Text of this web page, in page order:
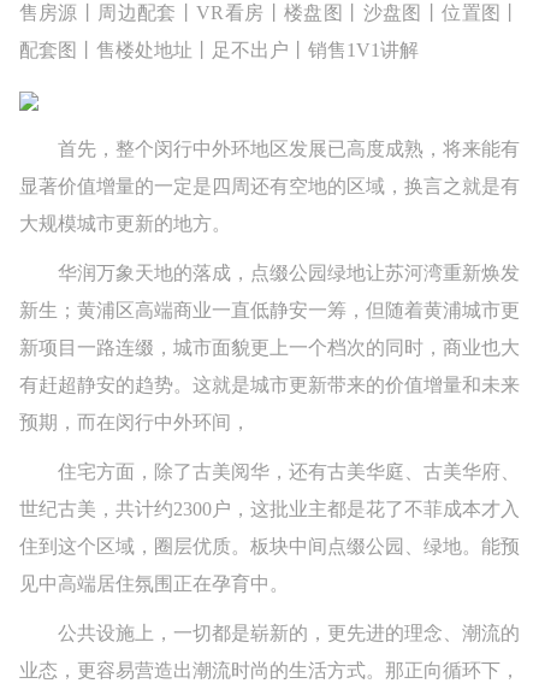
售房源丨周边配套丨VR看房丨楼盘图丨沙盘图丨位置图丨
配套图丨售楼处地址丨足不出户丨销售1V1讲解
首先，整个闵行中外环地区发展已高度成熟，将来能有
显著价值增量的一定是四周还有空地的区域，换言之就是有
大规模城市更新的地方。
华润万象天地的落成，点缀公园绿地让苏河湾重新焕发
新生；黄浦区高端商业一直低静安一筹，但随着黄浦城市更
新项目一路连缀，城市面貌更上一个档次的同时，商业也大
有赶超静安的趋势。这就是城市更新带来的价值增量和未来
预期，而在闵行中外环间，
住宅方面，除了古美阅华，还有古美华庭、古美华府、
世纪古美，共计约2300户，这批业主都是花了不菲成本才入
住到这个区域，圈层优质。板块中间点缀公园、绿地。能预
见中高端居住氛围正在孕育中。
公共设施上，一切都是崭新的，更先进的理念、潮流的
业态，更容易营造出潮流时尚的生活方式。那正向循环下，